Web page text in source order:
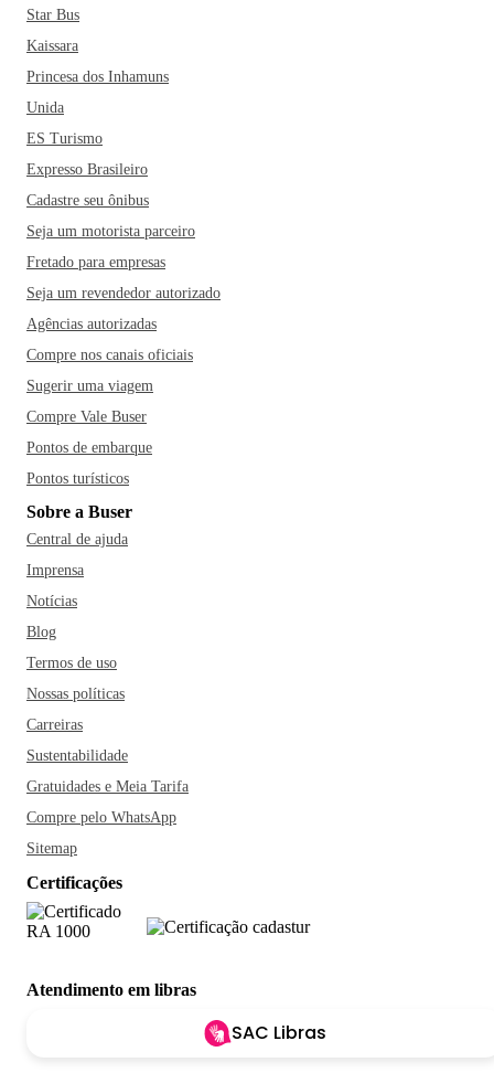
Star Bus
Kaissara
Princesa dos Inhamuns
Unida
ES Turismo
Expresso Brasileiro
Cadastre seu ônibus
Seja um motorista parceiro
Fretado para empresas
Seja um revendedor autorizado
Agências autorizadas
Compre nos canais oficiais
Sugerir uma viagem
Compre Vale Buser
Pontos de embarque
Pontos turísticos
Sobre a Buser
Central de ajuda
Imprensa
Notícias
Blog
Termos de uso
Nossas políticas
Carreiras
Sustentabilidade
Gratuidades e Meia Tarifa
Compre pelo WhatsApp
Sitemap
Certificações
Atendimento em libras
SAC Libras